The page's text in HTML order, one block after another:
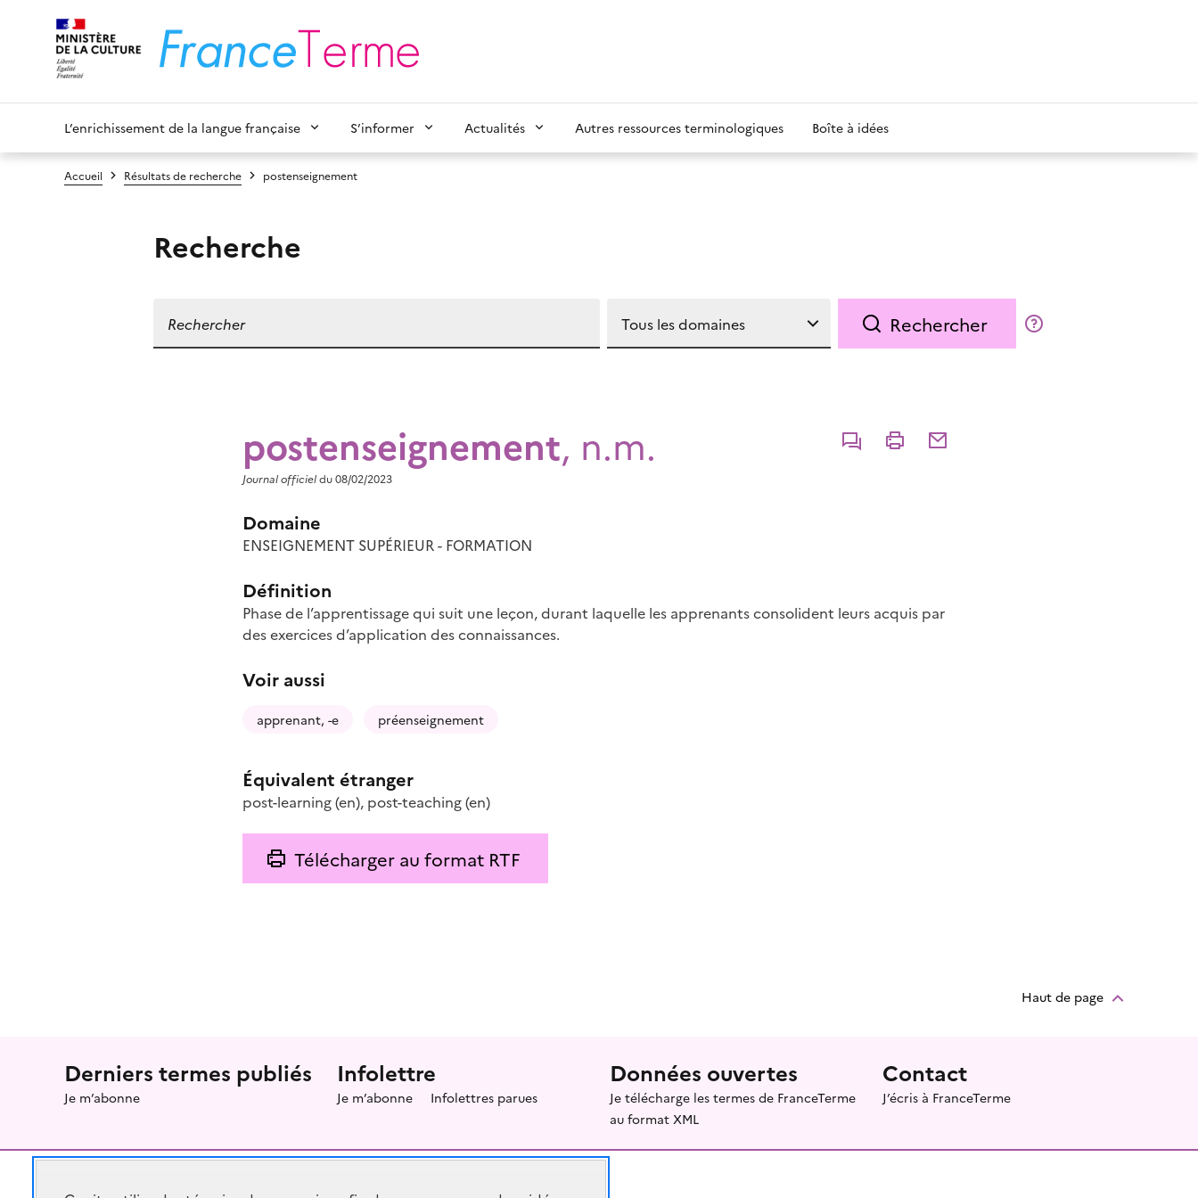
L’enrichissement de la langue française S’informer Actualités Autres ressources terminologiques Boîte à idées
Accueil Résultats de recherche postenseignement
Recherche
Rechercher
postenseignement, n.m. CommenterImprimerPartager par courriel
Journal officieldu 08/02/2023
Domaine
ENSEIGNEMENT SUPÉRIEUR - FORMATION
Définition
Phase de l’apprentissage qui suit une leçon, durant laquelle les apprenants consolident leurs acquis par
des exercices d’application des connaissances.
Voir aussi
apprenant, -e préenseignement
Équivalent étranger
post-learning(en), post-teaching(en)
Télécharger au format RTF
Haut de page
Menu prefooter
Derniers termes publiés
Je m’abonne
Infolettre
Je m’abonne Infolettres parues
Données ouvertes
Je télécharge les termes de FranceTerme
au format XML
Contact
J’écris à FranceTerme